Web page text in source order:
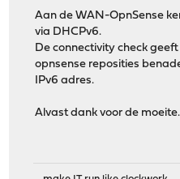
Aan de WAN-OpnSense
via DHCPv6.
De connectivity check
opnsense reposities
IPv6 adres.
Alvast dank voor de moeite.